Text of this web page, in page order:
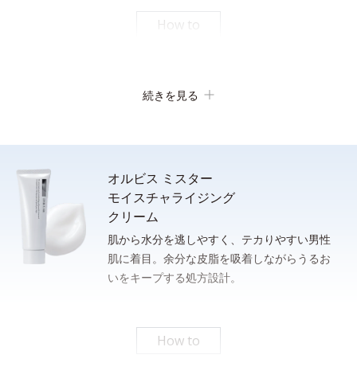
さっと泡立てられるもっちり濃密泡。忙しい朝のスキンケア時間
りとり、上下に強く3回振ったときの泡の嵩目盛りを測定する。N＝3, P<0.05, student t-
How to
洗顔後、清潔な手のひらに適量（ポンプ２プッシュまたは、100
続きを見る
オルビス ミスター
モイスチャライジング
クリーム
肌から水分を逃しやすく、テカりやすい男性
肌に着目。余分な皮脂を吸着しながらうるお
いをキープする処方設計。
How to